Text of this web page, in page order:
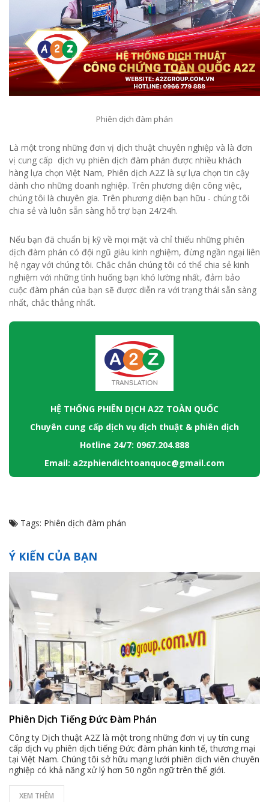
Phiên dịch đàm phán
Là một trong những đơn vị dịch thuật chuyên nghiệp và là đơn
vị cung cấp dịch vụ phiên dịch đàm phán được nhiều khách
hàng lựa chọn Việt Nam, Phiên dịch A2Z là sự lựa chọn tin cậy
dành cho những doanh nghiệp. Trên phương diện công việc,
chúng tôi là chuyên gia. Trên phương diện bạn hữu - chúng tôi
chia sẻ và luôn sẵn sàng hỗ trợ bạn 24/24h.
Nếu bạn đã chuẩn bị kỹ về mọi mặt và chỉ thiếu những phiên
dịch đàm phán có đội ngũ giàu kinh nghiệm, đừng ngần ngại liên
hệ ngay với chúng tôi. Chắc chắn chúng tôi có thể chia sẻ kinh
nghiệm với những tình huống bạn khó lường nhất, đảm bảo
cuộc đàm phán của bạn sẽ được diễn ra với trạng thái sẵn sàng
nhất, chắc thẳng nhất.
HỆ THỐNG PHIÊN DỊCH A2Z TOÀN QUỐC
Chuyên cung cấp dịch vụ dịch thuật & phiên dịch
Hotline 24/7: 0967.204.888
Email: a2zphiendichtoanquoc@gmail.com
Tags: Phiên dịch đàm phán
Ý KIẾN CỦA BẠN
Phiên Dịch Tiếng Đức Đàm Phán
Công ty Dịch thuật A2Z là một trong những đơn vị uy tín cung
cấp dịch vụ phiên dịch tiếng Đức đàm phán kinh tế, thương mại
tại Việt Nam. Chúng tôi sở hữu mạng lưới phiên dịch viên chuyên
nghiệp có khả năng xử lý hơn 50 ngôn ngữ trên thế giới.
XEM THÊM